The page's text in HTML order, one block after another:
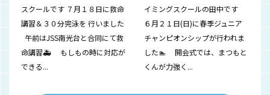
スクールです ７月１８日に救命
講習＆３０分完泳を 行いました
午前はJSS南光台と合同にて救
命講習🚑 もしもの時に対応が
できる...
イミングスクールの田中です
６月２１日(日)に春季ジュニア
チャンピオンシップが行われま
した🏊 開会式では、まつもと
くんが力強く...